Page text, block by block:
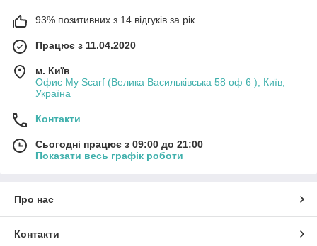
93% позитивних з 14 відгуків за рік
Працює з 11.04.2020
м. Київ
Офис My Scarf (Велика Васильківська 58 оф 6 ), Київ,
Україна
Контакти
Сьогодні працює з 09:00 до 21:00
Показати весь графік роботи
Про нас
Контакти